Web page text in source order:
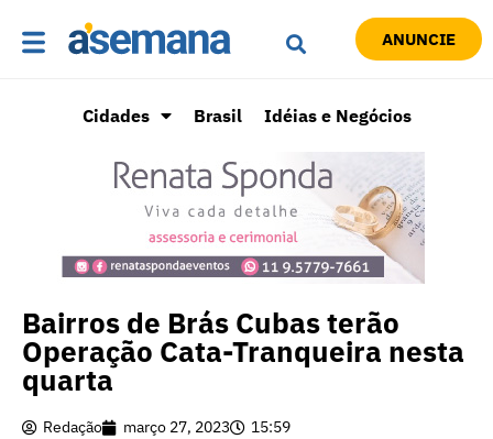
ANUNCIE
Cidades Brasil Idéias e Negócios
Bairros de Brás Cubas terão
Operação Cata-Tranqueira nesta
quarta
Redação março 27, 2023 15:59